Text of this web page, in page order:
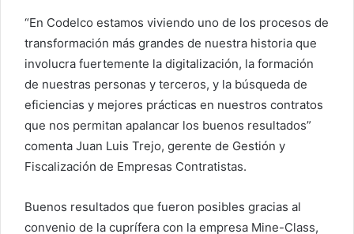
“En Codelco estamos viviendo uno de los procesos de
transformación más grandes de nuestra historia que
involucra fuertemente la digitalización, la formación
de nuestras personas y terceros, y la búsqueda de
eficiencias y mejores prácticas en nuestros contratos
que nos permitan apalancar los buenos resultados”
comenta Juan Luis Trejo, gerente de Gestión y
Fiscalización de Empresas Contratistas.
Buenos resultados que fueron posibles gracias al
convenio de la cuprífera con la empresa Mine-Class,